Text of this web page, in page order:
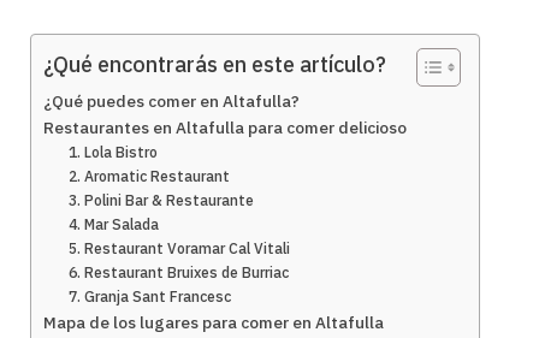
¿Qué encontrarás en este artículo?
¿Qué puedes comer en Altafulla?
Restaurantes en Altafulla para comer delicioso
1. Lola Bistro
2. Aromatic Restaurant
3. Polini Bar & Restaurante
4. Mar Salada
5. Restaurant Voramar Cal Vitali
6. Restaurant Bruixes de Burriac
7. Granja Sant Francesc
Mapa de los lugares para comer en Altafulla